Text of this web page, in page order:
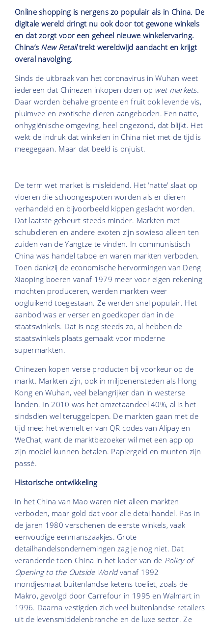
Online shopping is nergens zo populair als in China. De
digitale wereld dringt nu ook door tot gewone winkels
en dat zorgt voor een geheel nieuwe winkelervaring.
China’s New Retailtrekt wereldwijd aandacht en krijgt
overal navolging.
Sinds de uitbraak van het coronavirus in Wuhan weet
iedereen dat Chinezen inkopen doen op wet markets.
Daar worden behalve groente en fruit ook levende vis,
pluimvee en exotische dieren aangeboden. Een natte,
onhygiënische omgeving, heel ongezond, dat blijkt. Het
wekt de indruk dat winkelen in China niet met de tijd is
meegegaan. Maar dat beeld is onjuist.
De term wet market is misleidend. Het ‘natte’ slaat op
vloeren die schoongespoten worden als er dieren
verhandeld en bijvoorbeeld kippen geslacht worden.
Dat laatste gebeurt steeds minder. Markten met
schubdieren en andere exoten zijn sowieso alleen ten
zuiden van de Yangtze te vinden. In communistisch
China was handel taboe en waren markten verboden.
Toen dankzij de economische hervormingen van Deng
Xiaoping boeren vanaf 1979 meer voor eigen rekening
mochten produceren, werden markten weer
oogluikend toegestaan. Ze werden snel populair. Het
aanbod was er verser en goedkoper dan in de
staatswinkels. Dat is nog steeds zo, al hebben de
staatswinkels plaats gemaakt voor moderne
supermarkten.
Chinezen kopen verse producten bij voorkeur op de
markt. Markten zijn, ook in miljoenensteden als Hong
Kong en Wuhan, veel belangrijker dan in westerse
landen. In 2010 was het omzetaandeel 40%, al is het
sindsdien wel teruggelopen. De markten gaan met de
tijd mee: het wemelt er van QR-codes van Alipay en
WeChat, want de marktbezoeker wil met een app op
zijn mobiel kunnen betalen. Papiergeld en munten zijn
passé.
Historische ontwikkeling
In het China van Mao waren niet alleen markten
verboden, maar gold dat voor alle detailhandel. Pas in
de jaren 1980 verschenen de eerste winkels, vaak
eenvoudige eenmanszaakjes. Grote
detailhandelsondernemingen zag je nog niet. Dat
veranderde toen China in het kader van de Policy of
Opening to the Outside Worldvanaf 1992
mondjesmaat buitenlandse ketens toeliet, zoals de
Makro, gevolgd door Carrefour in 1995 en Walmart in
1996. Daarna vestigden zich veel buitenlandse retailers
uit de levensmiddelen­branche en de luxe sector. Ze